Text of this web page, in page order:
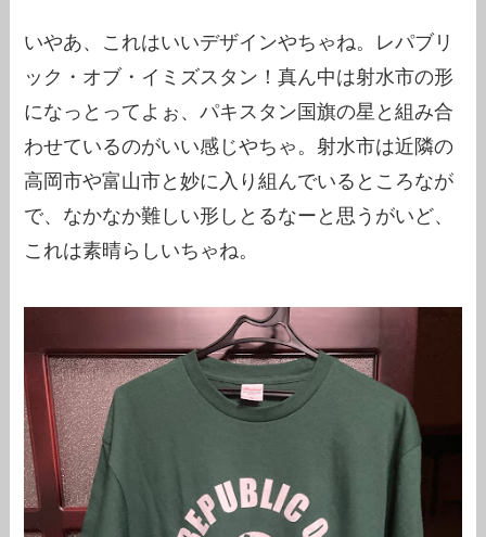
いやあ、これはいいデザインやちゃね。レパブリ
ック・オブ・イミズスタン！真ん中は射水市の形
になっとってよぉ、パキスタン国旗の星と組み合
わせているのがいい感じやちゃ。射水市は近隣の
高岡市や富山市と妙に入り組んでいるところなが
で、なかなか難しい形しとるなーと思うがいど、
これは素晴らしいちゃね。